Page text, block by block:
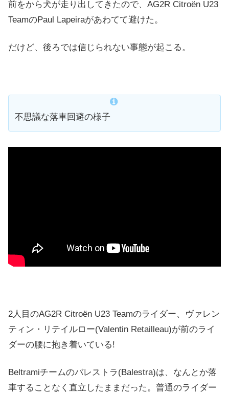
前をから犬が走り出してきたので、AG2R Citroën U23
TeamのPaul Lapeiraがあわてて避けた。
だけど、後ろでは信じられない事態が起こる。
不思議な落車回避の様子
2人目のAG2R Citroën U23 Teamのライダー、ヴァレン
ティン・リテイルロー(Valentin Retailleau)が前のライ
ダーの腰に抱き着いている!
Beltramiチームのバレストラ(Balestra)は、なんとか落
車することなく直立したままだった。普通のライダー